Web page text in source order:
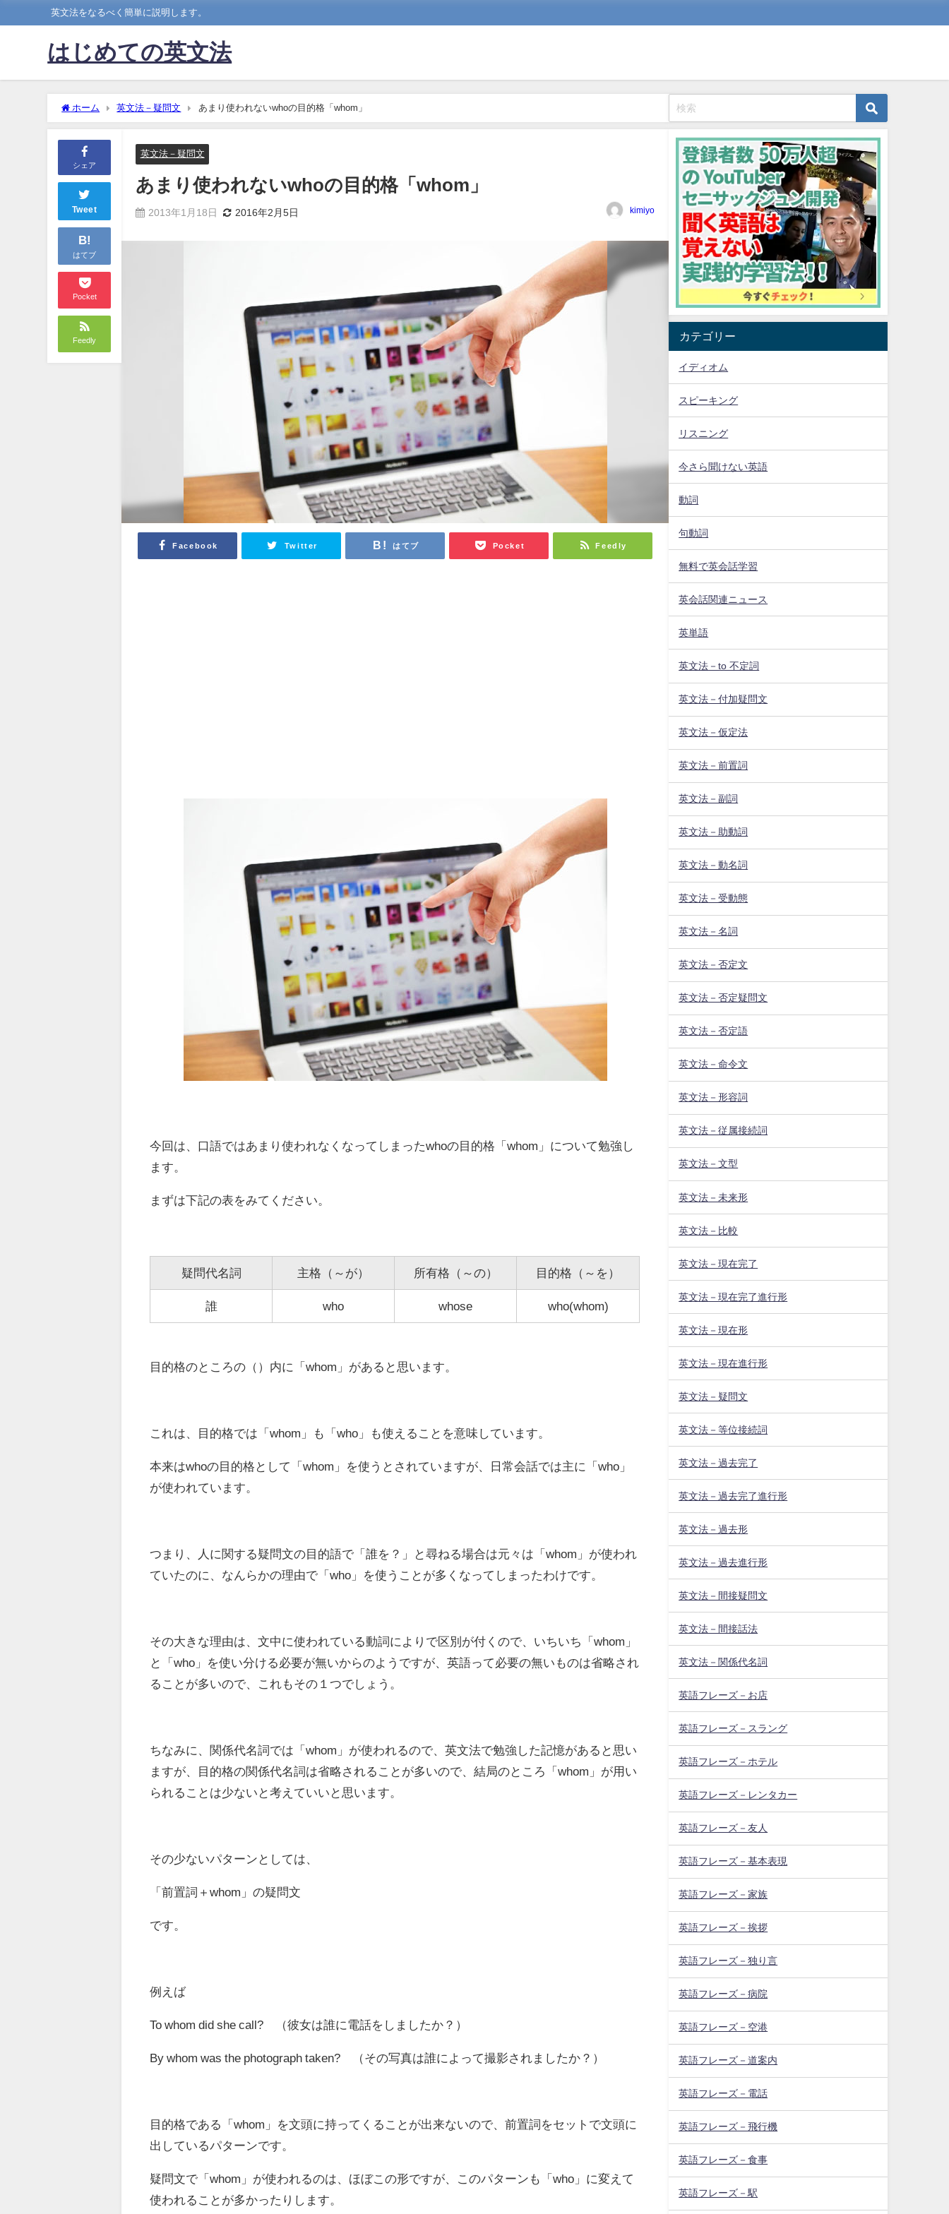
英文法をなるべく簡単に説明します。
はじめての英文法
ホーム 英文法－疑問文 あまり使われないwhoの目的格「whom」
シェア
Tweet
B!
はてブ
Pocket
Feedly
英文法－疑問文
あまり使われないwhoの目的格「whom」
2013年1月18日 2016年2月5日 kimiyo
Facebook Twitter はてブ Pocket Feedly
今回は、口語ではあまり使われなくなってしまったwhoの目的格「whom」 について勉強し
ます。
まずは下記の表をみてください。
疑問代名詞 主格（～が） 所有格（～の） 目的格（～を）
誰 who whose who(whom)
目的格のところの （）内に「whom」 があると思います。
これは、目的格では「whom」も「who」も使えることを意味しています。
本来はwhoの目的格として「whom」を使うとされていますが、
日常会話では主に「who」
が使われています
つまり、人に関する疑問文の目的語で「誰を？」と尋ねる場合は元々は「whom」が使われ
ていたのに、なんらかの理由で「who」を使うことが多くなってしまったわけです。
その大きな理由は、文中に使われている動詞によりで区別が付くので、いちいち「whom」
と「who」を使い分ける必要が無いからのようですが、英語って必要の無いものは省略され
ることが多いので、これもその１つでしょう。
ちなみに、関係代名詞では「whom」が使われるので、英文法で勉強した記憶があると思い
ますが、目的格の関係代名詞は省略されることが多いので、結局のところ「whom」が用い
られることは少ないと考えていいと思います。
その少ないパターンとしては、
「前置詞＋whom」の疑問文
です。
例えば
To whom did she call? （彼女は誰に電話をしましたか？）
By whom was the photograph taken? （その写真は誰によって撮影されましたか？）
目的格である「whom」を文頭に持ってくることが出来ないので、前置詞をセットで文頭に
出しているパターンです。
疑問文で「whom」が使われるのは、ほぼこの形ですが、このパターンも「who」に変えて
使われることが多かったりします。
カテゴリー
イディオム
スピーキング
リスニング
今さら聞けない英語
動詞
句動詞
無料で英会話学習
英会話関連ニュース
英単語
英文法－to 不定詞
英文法－付加疑問文
英文法－仮定法
英文法－前置詞
英文法－副詞
英文法－助動詞
英文法－動名詞
英文法－受動態
英文法－名詞
英文法－否定文
英文法－否定疑問文
英文法－否定語
英文法－命令文
英文法－形容詞
英文法－従属接続詞
英文法－文型
英文法－未来形
英文法－比較
英文法－現在完了
英文法－現在完了進行形
英文法－現在形
英文法－現在進行形
英文法－疑問文
英文法－等位接続詞
英文法－過去完了
英文法－過去完了進行形
英文法－過去形
英文法－過去進行形
英文法－間接疑問文
英文法－間接話法
英文法－関係代名詞
英語フレーズ－お店
英語フレーズ－スラング
英語フレーズ－ホテル
英語フレーズ－レンタカー
英語フレーズ－友人
英語フレーズ－基本表現
英語フレーズ－家族
英語フレーズ－挨拶
英語フレーズ－独り言
英語フレーズ－病院
英語フレーズ－空港
英語フレーズ－道案内
英語フレーズ－電話
英語フレーズ－飛行機
英語フレーズ－食事
英語フレーズ－駅